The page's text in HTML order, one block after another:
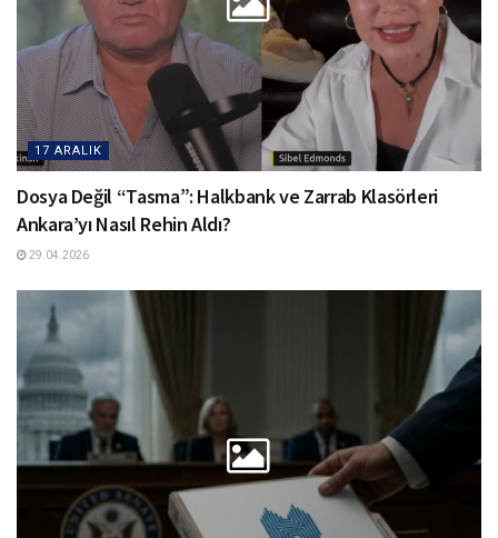
17 ARALIK
Dosya Değil “Tasma”: Halkbank ve Zarrab Klasörleri
Ankara’yı Nasıl Rehin Aldı?
29.04.2026